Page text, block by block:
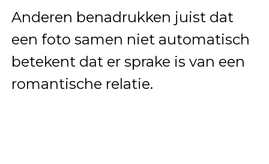
Anderen benadrukken juist dat
een foto samen niet automatisch
betekent dat er sprake is van een
romantische relatie.